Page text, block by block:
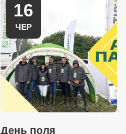
16
ЧЕР
День поля